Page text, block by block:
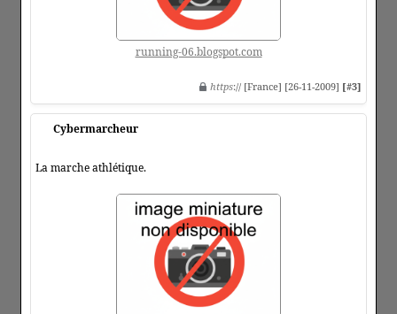
running-06.blogspot.com
https:// [France] [26-11-2009] [#3]
Cybermarcheur
La marche athlétique.